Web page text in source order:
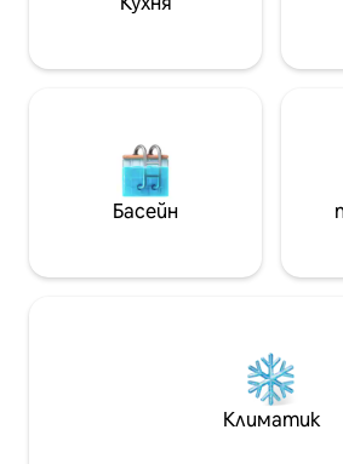
Филмов проектор Вземане от
Басейн
Климатик